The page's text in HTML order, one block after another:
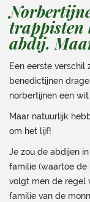
trappisten
abdij.
Een eerste
benedictijnen
norbertijnen een
Maar natuurlijk
om het lijf!
Je zou de abdijen
familie (waartoe de
volgt men de regel
familie van de